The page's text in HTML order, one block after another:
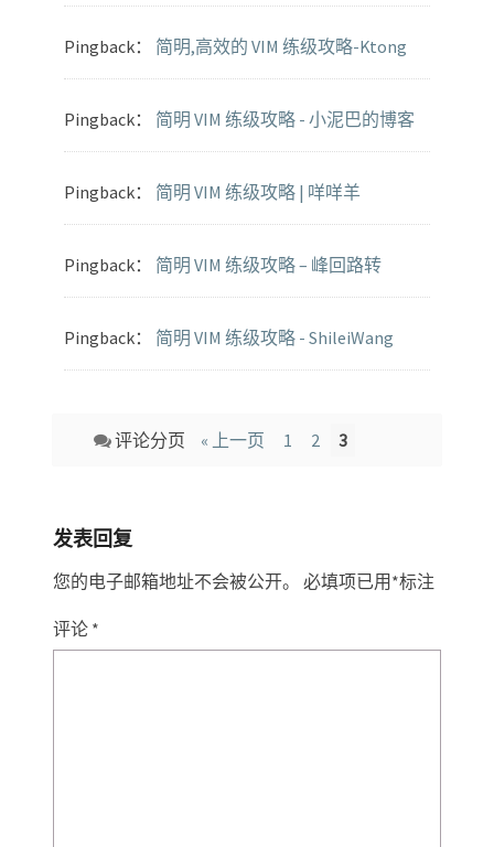
Pingback： 简明,高效的 VIM 练级攻略-Ktong
Pingback： 简明 VIM 练级攻略 - 小泥巴的博客
Pingback： 简明 VIM 练级攻略 | 咩咩羊
Pingback： 简明 VIM 练级攻略 – 峰回路转
Pingback： 简明 VIM 练级攻略 - ShileiWang
Comment
navigation
评论分页 « 上一页 1 2 3
发表回复
您的电子邮箱地址不会被公开。 必填项已用 *标注
评论 *